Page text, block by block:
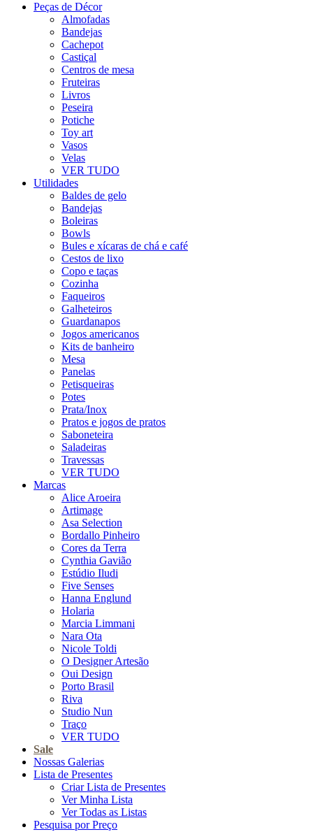
Peças de Décor
Almofadas
Bandejas
Cachepot
Castiçal
Centros de mesa
Fruteiras
Livros
Peseira
Potiche
Toy art
Vasos
Velas
VER TUDO
Utilidades
Baldes de gelo
Bandejas
Boleiras
Bowls
Bules e xícaras de chá e café
Cestos de lixo
Copo e taças
Cozinha
Faqueiros
Galheteiros
Guardanapos
Jogos americanos
Kits de banheiro
Mesa
Panelas
Petisqueiras
Potes
Prata/Inox
Pratos e jogos de pratos
Saboneteira
Saladeiras
Travessas
VER TUDO
Marcas
Alice Aroeira
Artimage
Asa Selection
Bordallo Pinheiro
Cores da Terra
Cynthia Gavião
Estúdio Iludi
Five Senses
Hanna Englund
Holaria
Marcia Limmani
Nara Ota
Nicole Toldi
O Designer Artesão
Oui Design
Porto Brasil
Riva
Studio Nun
Traço
VER TUDO
Sale
Nossas Galerias
Lista de Presentes
Criar Lista de Presentes
Ver Minha Lista
Ver Todas as Listas
Pesquisa por Preço